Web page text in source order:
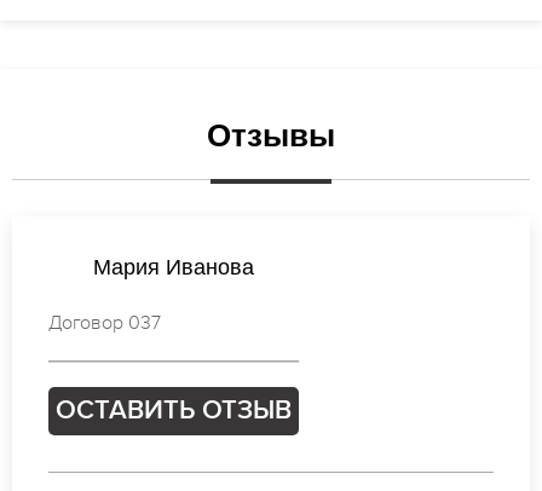
Отзывы
Анастасия Петрова
Договор 187
ОСТАВИТЬ ОТЗЫВ